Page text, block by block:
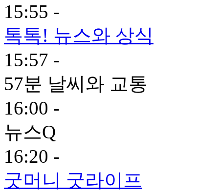
15:55 -
톡톡! 뉴스와 상식
15:57 -
57분 날씨와 교통
16:00 -
뉴스Q
16:20 -
굿머니 굿라이프